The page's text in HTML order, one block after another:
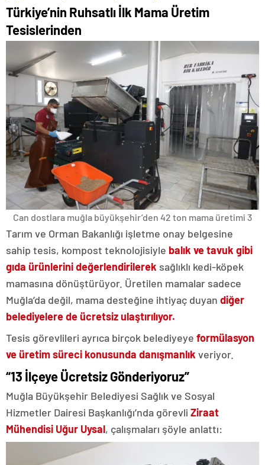
Türkiye’nin Ruhsatlı İlk Mama Üretim
Tesislerinden
Can dostlara muğla büyükşehir’den 42 ton mama üretimi 3
Tarım ve Orman Bakanlığı işletme onay belgesine
sahip tesis, kompost teknolojisiyle balık ve tavuk gibi
gıda ürünlerini değerlendirilerek sağlıklı kedi-köpek
mamasına dönüştürüyor. Üretilen mamalar sadece
Muğla’da değil, mama desteğine ihtiyaç duyan diğer
belediyelere de ücretsiz ulaştırılıyor.
Tesis görevlileri ayrıca birçok belediyeye formülasyon
ve üretim süreci konusunda danışmanlık veriyor.
“13 İlçeye Ücretsiz Gönderiyoruz”
Muğla Büyükşehir Belediyesi Sağlık ve Sosyal
Hizmetler Dairesi Başkanlığı’nda görevli Ziraat
Mühendisi Uğur Uysal, çalışmaları şöyle anlattı: